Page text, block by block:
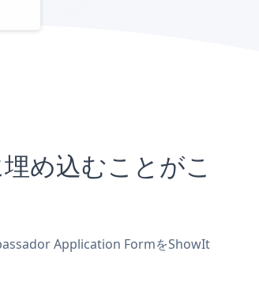
め込むことがこ
Application FormをShowIt